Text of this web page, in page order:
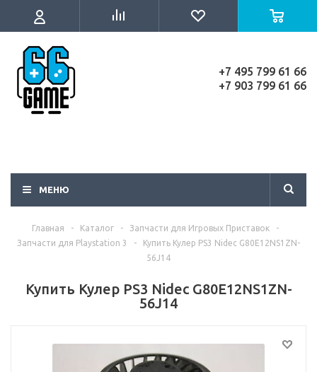
+7 495 799 61 66
+7 903 799 61 66
МЕНЮ
Главная - Каталог - Запчасти для Игровых Приставок
-
Запчасти для Playstation 3
-
Купить Кулер PS3 Nidec G80E12NS1ZN-
56J14
Купить Кулер PS3 Nidec G80E12NS1ZN-
56J14